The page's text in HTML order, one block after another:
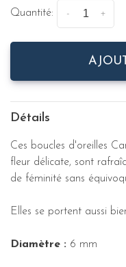
Quantité: +
-
Détails
Ces boucles d'oreilles
fleur délicate, sont
de féminité sans
Elles se portent aussi
Diamètre : 6 mm